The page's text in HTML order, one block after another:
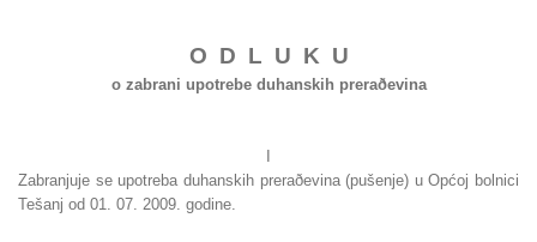
O D L U K U
o zabrani upotrebe duhanskih preraðevina
Zabranjuje se upotreba duhanskih preraðevina (pušenje) u Općoj bolnici
Tešanj od 01. 07. 2009. godine.